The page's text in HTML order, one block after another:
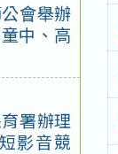
會舉辦
中、高
署辦理
影音競